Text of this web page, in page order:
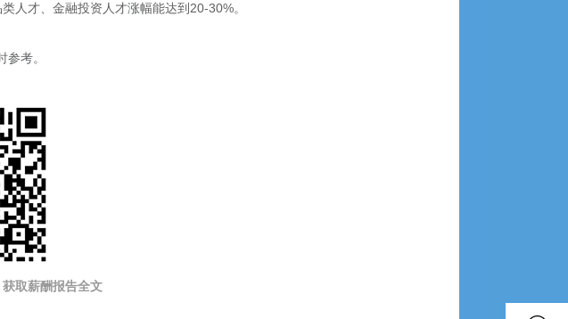
人才、金融投资人才涨幅能达到20-30%。
考。
取薪酬报告全文